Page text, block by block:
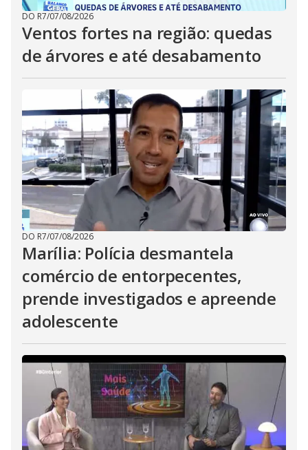
DO R7/07/08/2026
Ventos fortes na região: quedas
de árvores e até desabamento
DO R7/07/08/2026
Marília: Polícia desmantela
comércio de entorpecentes,
prende investigados e apreende
adolescente